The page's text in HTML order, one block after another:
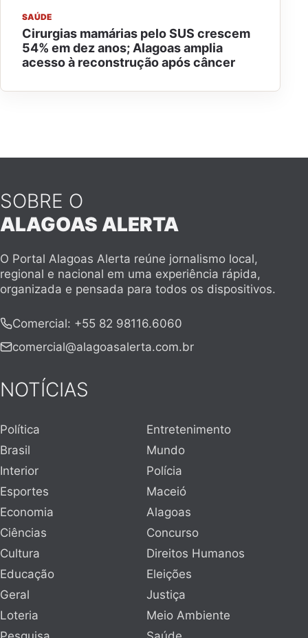
SAÚDE
Cirurgias mamárias pelo SUS crescem
54% em dez anos; Alagoas amplia
acesso à reconstrução após câncer
SOBRE O
ALAGOAS ALERTA
O Portal Alagoas Alerta reúne jornalismo local,
regional e nacional em uma experiência rápida,
organizada e pensada para todos os dispositivos.
Comercial: +55 82 98116.6060
comercial@alagoasalerta.com.br
NOTÍCIAS
Política
Entretenimento
Brasil
Mundo
Interior
Polícia
Esportes
Maceió
Economia
Alagoas
Ciências
Concurso
Cultura
Direitos Humanos
Educação
Eleições
Geral
Justiça
Loteria
Meio Ambiente